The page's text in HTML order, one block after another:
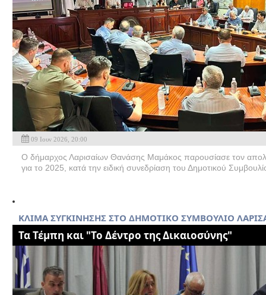
09 Ιουν 2026, 20:00
O δήμαρχος Λαρισαίων Θανάσης Μαμάκος παρουσίασε τον
για το 2025, κατά την ειδική συνεδρίαση του Δημοτικού
ΚΛΙΜΑ ΣΥΓΚΙΝΗΣΗΣ ΣΤΟ ΔΗΜΟΤΙΚΟ ΣΥΜΒΟΥΛΙΟ
Τα Τέμπη και "Το Δέντρο της Δικαιοσύνης"